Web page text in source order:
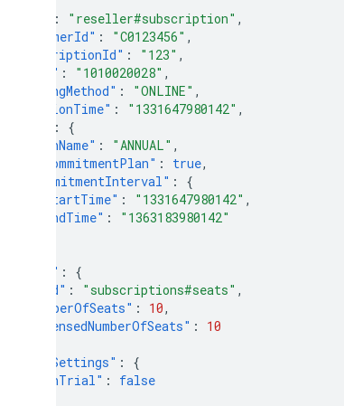
: "reseller#subscription" ,
"customerId" : "C0123456" ,
"subscriptionId" : "123" ,
"skuId" : "1010020028" ,
"billingMethod" : "ONLINE" ,
"creationTime" : "1331647980142" ,
:
{
"planName" : "ANNUAL" ,
"isCommitmentPlan" : true,
"commitmentInterval" :
{
"startTime" : "1331647980142" ,
"endTime" :
"1363183980142"
"seats" :
{
"kind" : "subscriptions#seats" ,
"numberOfSeats" : 10,
"licensedNumberOfSeats" :
10
"trialSettings" :
{
"isInTrial" :
false